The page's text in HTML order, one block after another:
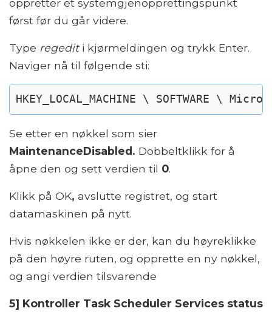
først før du går videre.
Type regediti kjørmeldingen og trykk Enter.
Naviger nå til følgende sti:
HKEY_LOCAL_MACHINE \ SOFTWARE
Se etter en nøkkel som sier
MaintenanceDisabled. Dobbeltklikk for å
åpne den og sett verdien til 0.
Klikk på OK, avslutte registret, og start
datamaskinen på nytt.
Hvis nøkkelen ikke er der, kan du høyreklikke
på den høyre ruten, og opprette en ny nøkkel,
og angi verdien tilsvarende
5] Kontroller Task Scheduler Services status